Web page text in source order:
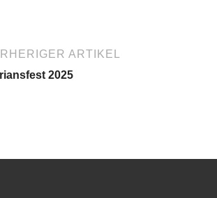
ARTIKEL
2025